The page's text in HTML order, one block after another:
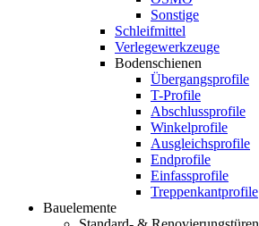
Sonstige
Schleifmittel
Verlegewerkzeuge
Bodenschienen
Übergangsprofile
T-Profile
Abschlussprofile
Winkelprofile
Ausgleichsprofile
Endprofile
Einfassprofile
Treppenkantprofile
Bauelemente